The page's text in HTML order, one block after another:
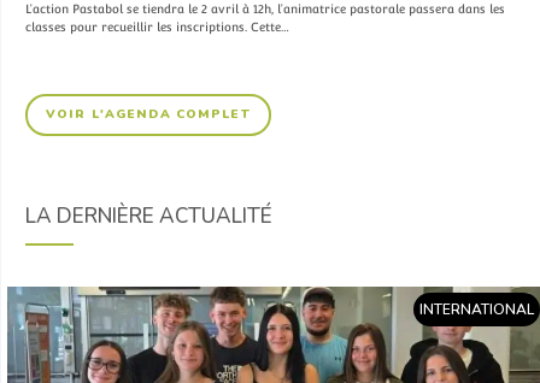
L’action Pastabol se tiendra le 2 avril à 12h, l’animatrice pastorale passera dans les
classes pour recueillir les inscriptions. Cette…
VOIR L'AGENDA COMPLET
LA DERNIÈRE ACTUALITÉ
INTERNATIONAL